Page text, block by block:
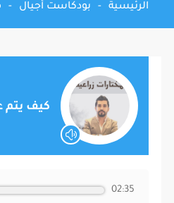
الرئيسية - بودكاست أجيال -
كيف يتم
02:35